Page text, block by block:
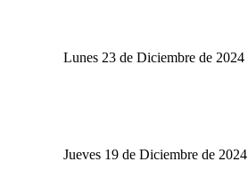
Lunes 23 de Diciembre de 2024
Jueves 19 de Diciembre de 2024